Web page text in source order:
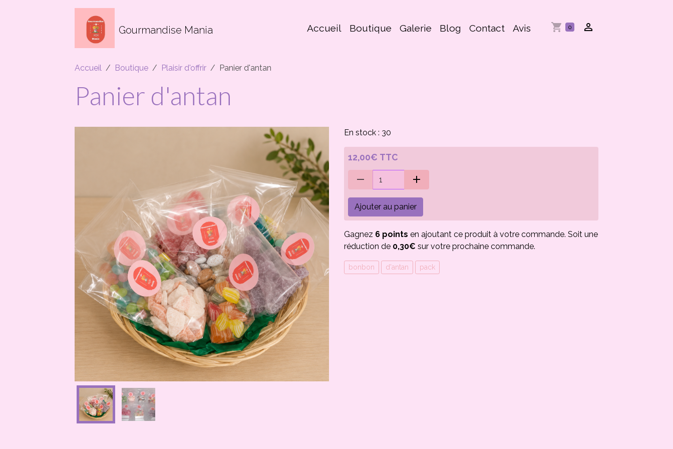
Gourmandise Mania Accueil Boutique Galerie Blog Contact Avis 0
Accueil Boutique Plaisir d'offrir Panier d'antan
Panier d'antan
En stock : 30
12,00€ TTC
Ajouter au panier
Gagnez 6 points en ajoutant ce produit à votre commande. Soit une
réduction de 0,30€ sur votre prochaine commande.
bonbon d'antan pack